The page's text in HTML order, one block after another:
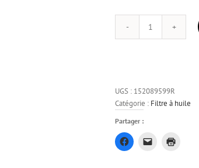
quantité
K9K
UGS : 152089599R
Catégorie : Filtre à huile
Partager :
Cliquez
pour
Cliquer
pour